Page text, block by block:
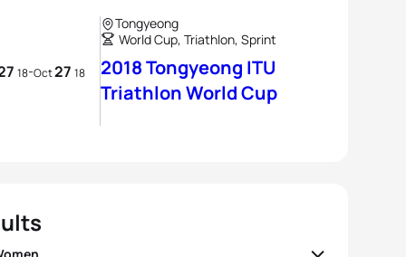
18-Oct27 18
Tongyeong
World Cup, Triathlon, Sprint
2018 Tongyeong ITU
Triathlon World Cup